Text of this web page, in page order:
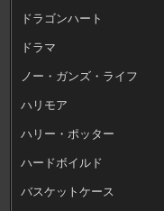
ドラゴンハート
ドラマ
ノー・ガンズ・ライフ
ハリモア
ハリー・ポッター
ハードボイルド
バスケットケース